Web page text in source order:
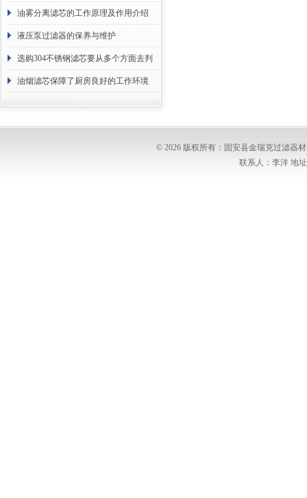
油雾分离滤芯的工作原理及作用介绍
液压泵过滤器的保养与维护
选购304不锈钢滤芯要从多个方面去判
断
油烟滤芯保障了厨房良好的工作环境
© 2026 版权所有：固安县金瑞克过滤器
联系人：李洋 地